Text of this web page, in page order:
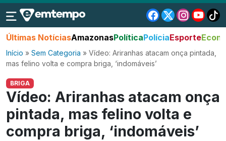
Últimas NotíciasAmazonasPolíticaPolíciaEsporte
Início » Sem Categoria » Vídeo: Ariranhas atacam onça pintada,
mas felino volta e compra briga, ‘indomáveis’
BRIGA
Vídeo: Ariranhas atacam onça
pintada, mas felino volta e
compra briga, ‘indomáveis’